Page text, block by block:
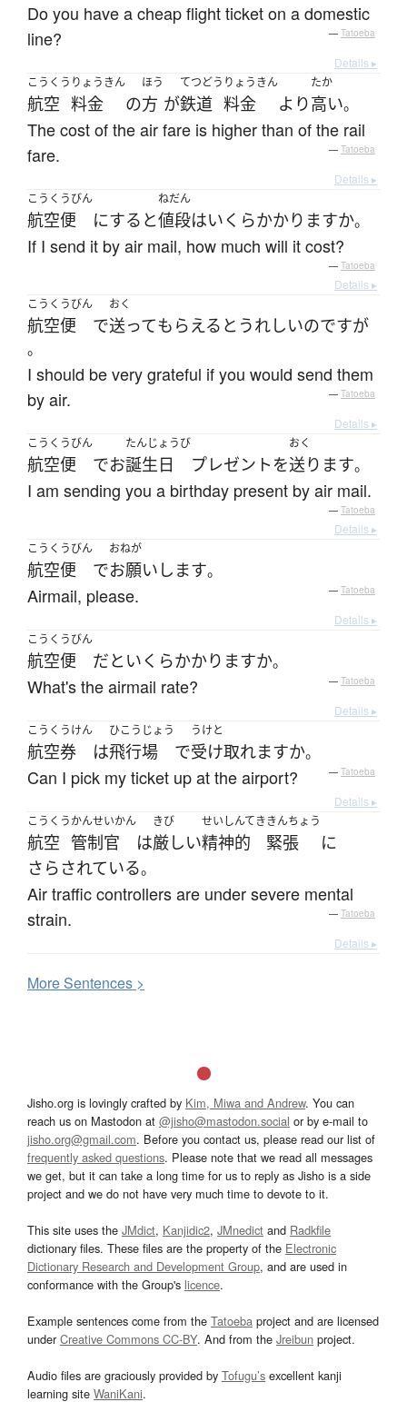
Do you have a cheap flight ticket on a domestic
line?
— Tatoeba
Details ▸
こうくう
航空
りょうきん
料金 の
ほう
方 が
てつどう
鉄道
りょうきん
料金 より
たか
高い。
The cost of the air fare is higher than of the rail
fare.
— Tatoeba
Details ▸
こうくうびん
航空便 にする と
ねだん
値段はいくらかかりますか。
If I send it by air mail, how much will it cost?
— Tatoeba
Details ▸
こうくうびん
航空便 で
おく
送ってもらえる と うれしいのですが
。
I should be very grateful if you would send them
by air.
— Tatoeba
Details ▸
こうくうびん
航空便 でお
たんじょうび
誕生日 プレゼント を
おく
送ります。
I am sending you a birthday present by air mail.
— Tatoeba
Details ▸
こうくうびん
航空便 で
おねが
お願いします。
Airmail, please. — Tatoeba
Details ▸
こうくうびん
航空便 だといくらかかりますか。
What's the airmail rate? — Tatoeba
Details ▸
こうくうけん
航空券 は
ひこうじょう
飛行場 で
うけと
受け取れますか。
Can I pick my ticket up at the airport? — Tatoeba
Details ▸
こうくう
航空
かんせいかん
管制官 は
きび
厳しい
せいしんてき
精神的
きんちょう
緊張
に
さらされている。
Air traffic controllers are under severe mental
strain.
— Tatoeba
Details ▸
MoreSentences >
Jisho.org is lovingly crafted by Kim, Miwa and Andrew. You can
reach us on Mastodon at @jisho@mastodon.social or by e-mail to
jisho.org@gmail.com. Before you contact us, please read our list of
frequently asked questions. Please note that we read all messages
we get, but it can take a long time for us to reply as Jisho is a side
project and we do not have very much time to devote to it.
This site uses the JMdict, Kanjidic2, JMnedict and Radkfile
dictionary files. These files are the property of the Electronic
Dictionary Research and Development Group, and are used in
conformance with the Group's licence.
Example sentences come from the Tatoeba project and are licensed
underCreative Commons CC-BY. And from the Jreibun project.
Audio files are graciously provided by Tofugu’s excellent kanji
learning site WaniKani.